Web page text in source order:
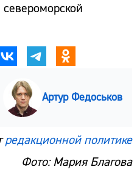
Артур Федоськов
редакционной политике
Фото: Мария Благова